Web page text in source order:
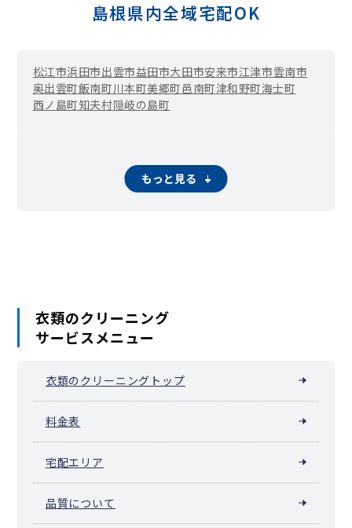
島根県内全域宅配OK
松江市浜田市出雲市益田市大田市安来市江津市雲南市
奥出雲町飯南町川本町美郷町邑南町津和野町海士町
西ノ島町知夫村隠岐の島町
もっと見る
衣類のクリーニング
サービスメニュー
衣類のクリーニングトップ
料金表
宅配エリア
品質について